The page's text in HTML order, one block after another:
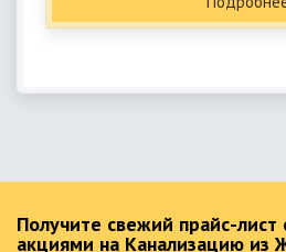
Получите свежий прайс-
акциями на Канализацию из